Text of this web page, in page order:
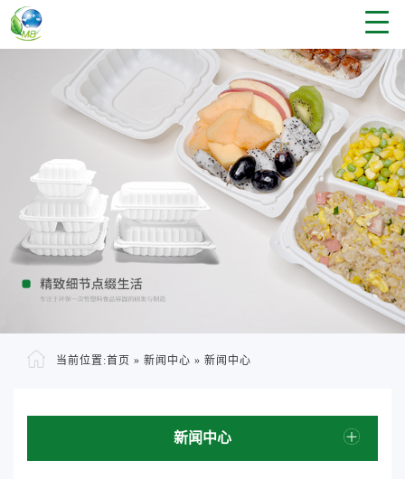
当前位置:首页 » 新闻中心 » 新闻中心
新闻中心